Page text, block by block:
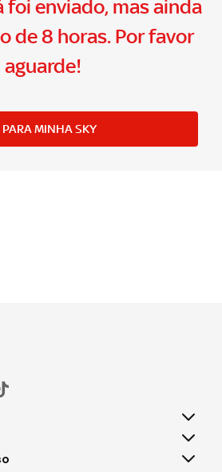
foi enviado, mas ainda
de 8 horas. Por favor
aguarde!
PARA MINHA SKY